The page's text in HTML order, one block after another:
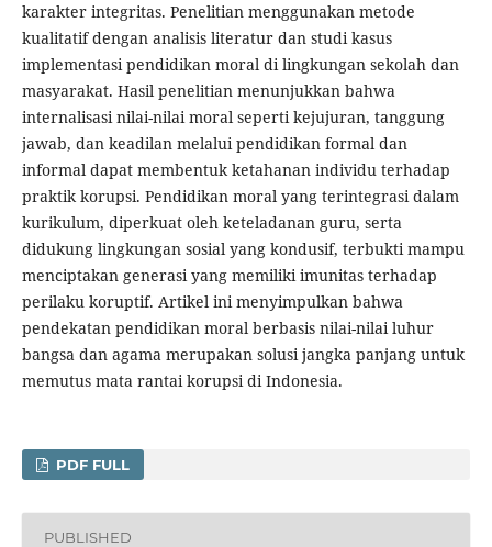
karakter integritas. Penelitian menggunakan metode
kualitatif dengan analisis literatur dan studi kasus
implementasi pendidikan moral di lingkungan sekolah dan
masyarakat. Hasil penelitian menunjukkan bahwa
internalisasi nilai-nilai moral seperti kejujuran, tanggung
jawab, dan keadilan melalui pendidikan formal dan
informal dapat membentuk ketahanan individu terhadap
praktik korupsi. Pendidikan moral yang terintegrasi dalam
kurikulum, diperkuat oleh keteladanan guru, serta
didukung lingkungan sosial yang kondusif, terbukti mampu
menciptakan generasi yang memiliki imunitas terhadap
perilaku koruptif. Artikel ini menyimpulkan bahwa
pendekatan pendidikan moral berbasis nilai-nilai luhur
bangsa dan agama merupakan solusi jangka panjang untuk
memutus mata rantai korupsi di Indonesia.
PDF FULL
PUBLISHED